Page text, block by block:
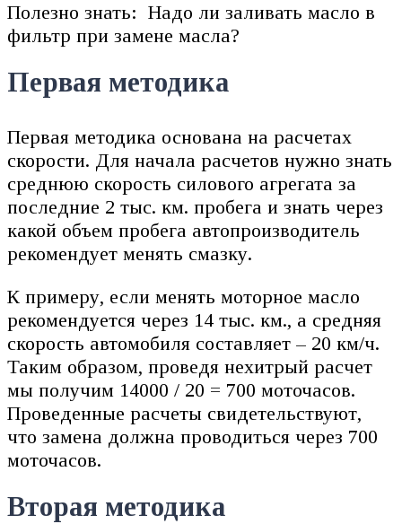
Полезно знать: Надо ли заливать масло в
фильтр при замене масла?
Первая методика
Первая методика основана на расчетах
скорости. Для начала расчетов нужно знать
среднюю скорость силового агрегата за
последние 2 тыс. км. пробега и знать через
какой объем пробега автопроизводитель
рекомендует менять смазку.
К примеру, если менять моторное масло
рекомендуется через 14 тыс. км., а средняя
скорость автомобиля составляет – 20 км/ч.
Таким образом, проведя нехитрый расчет
мы получим 14000 / 20 = 700 моточасов.
Проведенные расчеты свидетельствуют,
что замена должна проводиться через 700
моточасов.
Вторая методика